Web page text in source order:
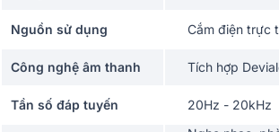
Nguồn sử dụng Cắm điện trực
Công nghệ âm thanh Tích hợp
Tần số đáp tuyến 20Hz - 20kHz